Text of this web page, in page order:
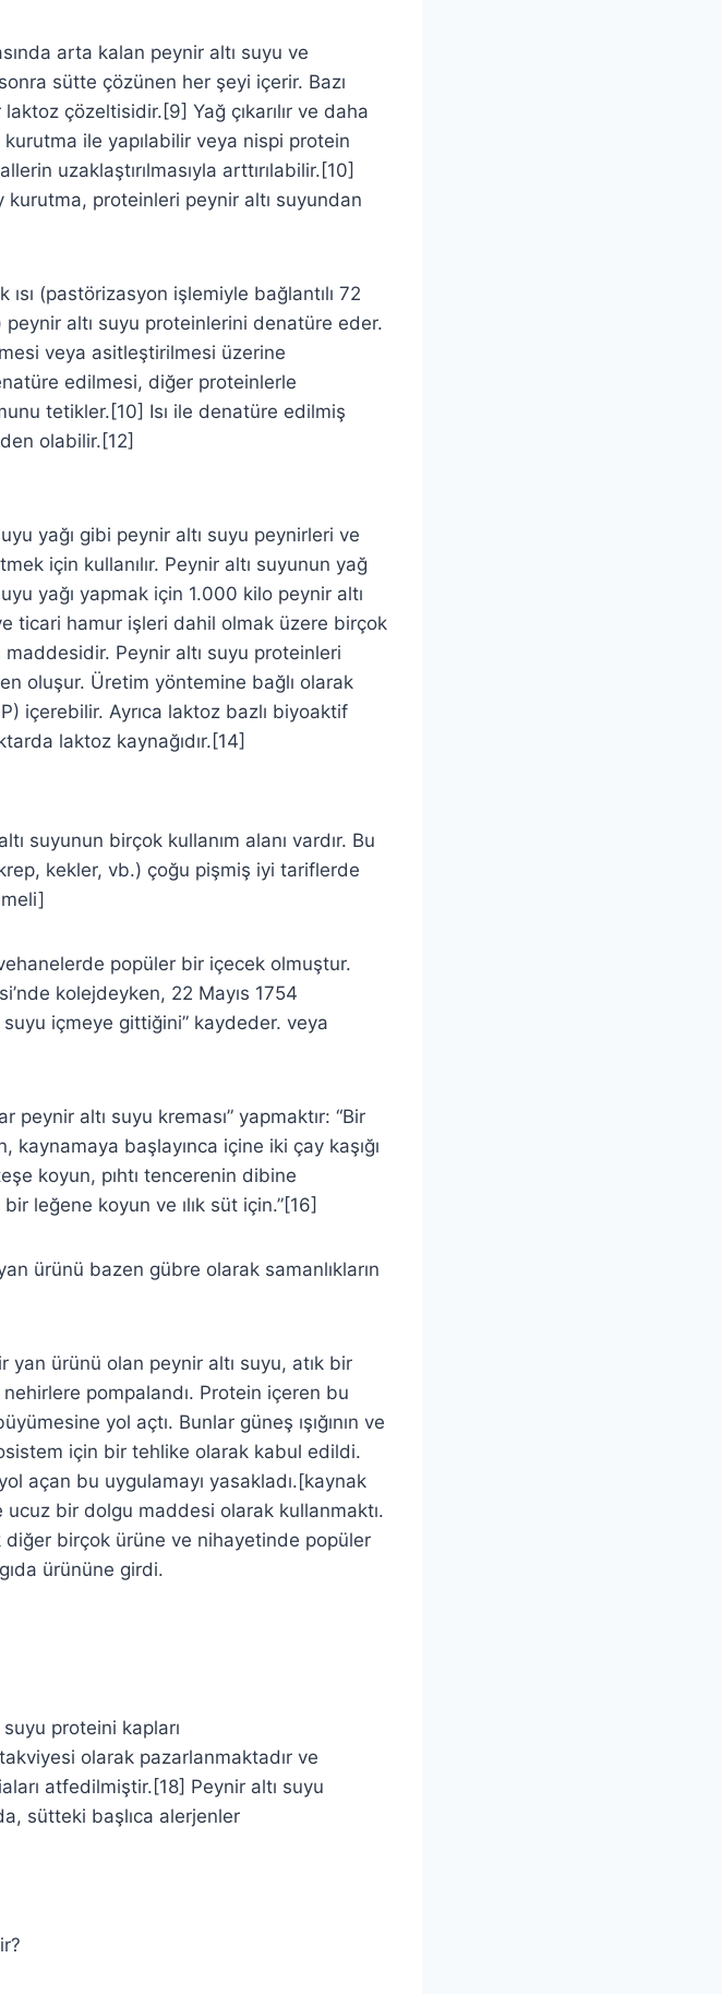
arta kalan peynir altı suyu ve
sütte çözünen her şeyi içerir. Bazı
çözeltisidir.[9] Yağ çıkarılır ve daha
ile yapılabilir veya nispi protein
uzaklaştırılmasıyla arttırılabilir.[10]
proteinleri peynir altı suyundan
(pastörizasyon işlemiyle bağlantılı 72
peynir altı suyu proteinlerini denatüre eder.
veya asitleştirilmesi üzerine
edilmesi, diğer proteinlerle
tetikler.[10] Isı ile denatüre edilmiş
olabilir.[12]
yağı gibi peynir altı suyu peynirleri ve
için kullanılır. Peynir altı suyunun yağ
yağı yapmak için 1.000 kilo peynir altı
ticari hamur işleri dahil olmak üzere birçok
Peynir altı suyu proteinleri
oluşur. Üretim yöntemine bağlı olarak
içerebilir. Ayrıca laktoz bazlı biyoaktif
laktoz kaynağıdır.[14]
suyunun birçok kullanım alanı vardır. Bu
kekler, vb.) çoğu pişmiş iyi tariflerde
popüler bir içecek olmuştur.
kolejdeyken, 22 Mayıs 1754
içmeye gittiğini” kaydeder. veya
peynir altı suyu kreması” yapmaktır: “Bir
başlayınca içine iki çay kaşığı
koyun, pıhtı tencerenin dibine
leğene koyun ve ılık süt için.”[16]
ürünü bazen gübre olarak samanlıkların
yan ürünü olan peynir altı suyu, atık bir
pompalandı. Protein içeren bu
yol açtı. Bunlar güneş ışığının ve
için bir tehlike olarak kabul edildi.
açan bu uygulamayı yasakladı.[kaynak
bir dolgu maddesi olarak kullanmaktı.
birçok ürüne ve nihayetinde popüler
ürününe girdi.
suyu proteini kapları
olarak pazarlanmaktadır ve
atfedilmiştir.[18] Peynir altı suyu
sütteki başlıca alerjenler